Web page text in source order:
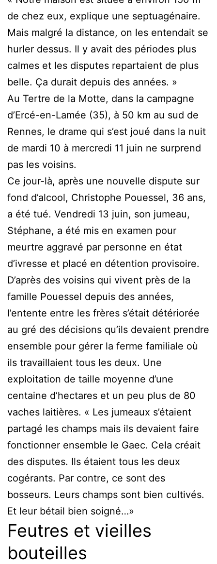
de chez eux, explique une septuagénaire.
Mais malgré la distance, on les entendait se
hurler dessus. Il y avait des périodes plus
calmes et les disputes repartaient de plus
belle. Ça durait depuis des années. »
Au Tertre de la Motte, dans la campagne
d’Ercé-en-Lamée (35), à 50 km au sud de
Rennes, le drame qui s’est joué dans la nuit
de mardi 10 à mercredi 11 juin ne surprend
pas les voisins.
Ce jour-là, après une nouvelle dispute sur
fond d’alcool, Christophe Pouessel, 36 ans,
a été tué. Vendredi 13 juin, son jumeau,
Stéphane, a été mis en examen pour
meurtre aggravé par personne en état
d’ivresse et placé en détention provisoire.
D’après des voisins qui vivent près de la
famille Pouessel depuis des années,
l’entente entre les frères s’était détériorée
au gré des décisions qu’ils devaient prendre
ensemble pour gérer la ferme familiale où
ils travaillaient tous les deux. Une
exploitation de taille moyenne d’une
centaine d’hectares et un peu plus de 80
vaches laitières. « Les jumeaux s’étaient
partagé les champs mais ils devaient faire
fonctionner ensemble le Gaec. Cela créait
des disputes. Ils étaient tous les deux
cogérants. Par contre, ce sont des
bosseurs. Leurs champs sont bien cultivés.
Et leur bétail bien soigné…»
Feutres et vieilles
bouteilles